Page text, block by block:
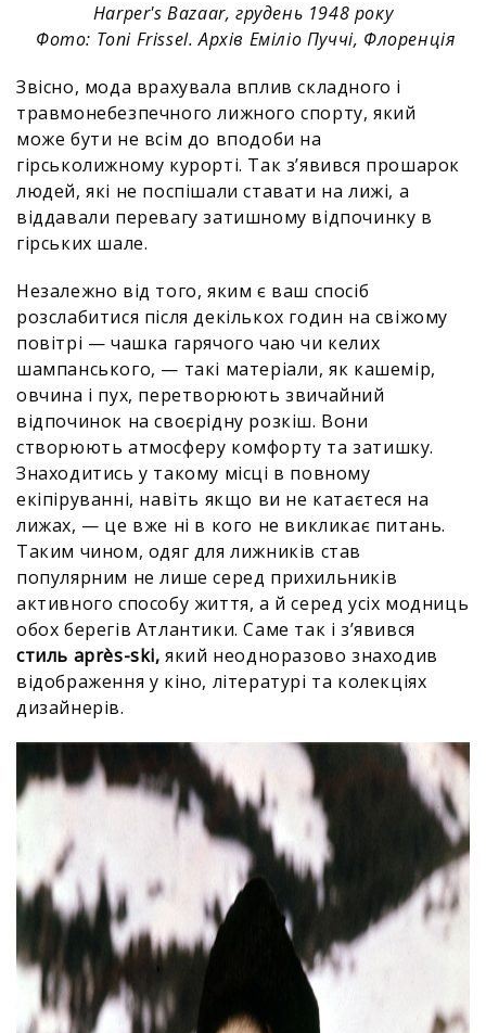
Harper's Bazaar, грудень 1948 року
Фото: Toni Frissel. Архів Еміліо Пуччі, Флоренція
Звісно, мода врахувала вплив складного і
травмонебезпечного лижного спорту, який
може бути не всім до вподоби на
гірськолижному курорті. Так зʼявився прошарок
людей, які не поспішали ставати на лижі, а
віддавали перевагу затишному відпочинку в
гірських шале.
Незалежно від того, яким є ваш спосіб
розслабитися після декількох годин на свіжому
повітрі — чашка гарячого чаю чи келих
шампанського, — такі матеріали, як кашемір,
овчина і пух, перетворюють звичайний
відпочинок на своєрідну розкіш. Вони
створюють атмосферу комфорту та затишку.
Знаходитись у такому місці в повному
екіпіруванні, навіть якщо ви не катаєтеся на
лижах, — це вже ні в кого не викликає питань.
Таким чином, одяг для лижників став
популярним не лише серед прихильників
активного способу життя, а й серед усіх модниць
обох берегів Атлантики. Саме так і зʼявився
стиль après-ski,який неодноразово знаходив
відображення у кіно, літературі та колекціях
дизайнерів.